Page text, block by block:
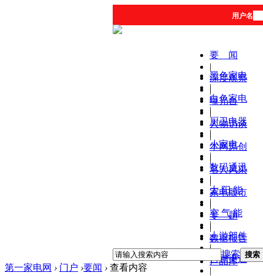
用户名
要 闻
|
深度观察
|
曝光台
|
人物访谈
|
本网原创
|
名人风采
|
家电股市
|
专 题
|
数据报告
|
产品库
黑色家电
|
白色家电
|
厨卫电器
|
小家电
|
数码通讯
|
太 阳 能
|
空 气 能
|
上游部件
|
营销渠道
|
搜索 搜索
第一家电网 › 门户 ›要闻 › 查看内容